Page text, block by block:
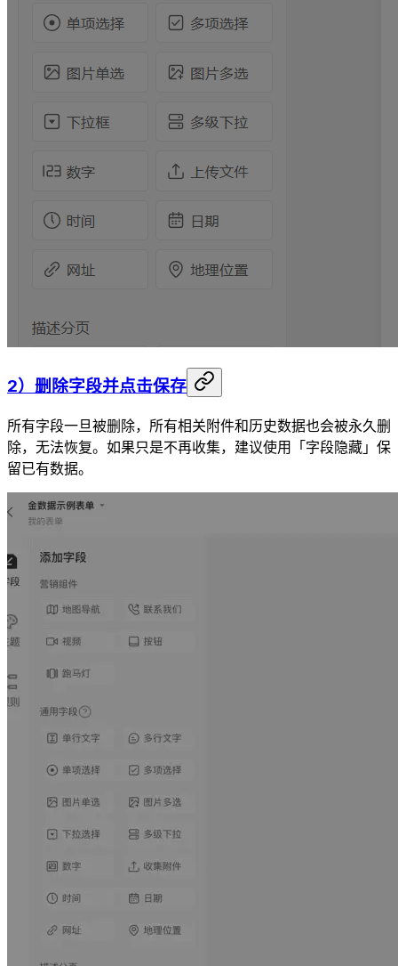
2）删除字段并点击保存
所有字段一旦被删除，所有相关附件和历史数据也会被永久删
除，无法恢复。如果只是不再收集，建议使用「字段隐藏」保
留已有数据。